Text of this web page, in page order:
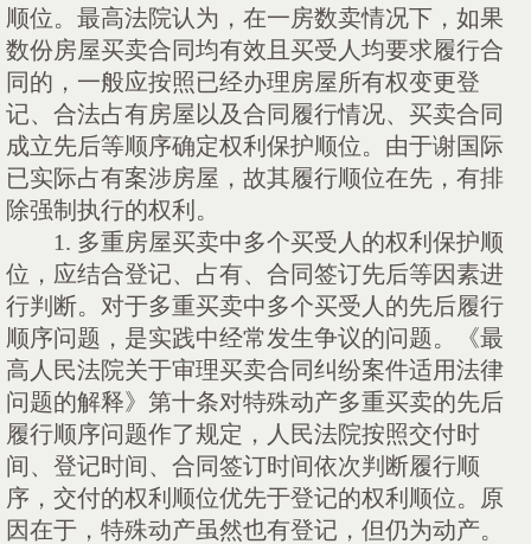
顺位。最高法院认为，在一房数卖情况下，如果
数份房屋买卖合同均有效且买受人均要求履行合
同的，一般应按照已经办理房屋所有权变更登
记、合法占有房屋以及合同履行情况、买卖合同
成立先后等顺序确定权利保护顺位。由于谢国际
已实际占有案涉房屋，故其履行顺位在先，有排
除强制执行的权利。
1. 多重房屋买卖中多个买受人的权利保护顺
位，应结合登记、占有、合同签订先后等因素进
行判断。对于多重买卖中多个买受人的先后履行
顺序问题，是实践中经常发生争议的问题。《最
高人民法院关于审理买卖合同纠纷案件适用法律
问题的解释》第十条对特殊动产多重买卖的先后
履行顺序问题作了规定，人民法院按照交付时
间、登记时间、合同签订时间依次判断履行顺
序，交付的权利顺位优先于登记的权利顺位。原
因在于，特殊动产虽然也有登记，但仍为动产。